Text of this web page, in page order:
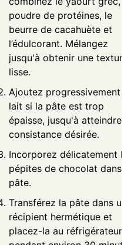
poudre de protéines, le
beurre de cacahuète et
l’édulcorant. Mélangez
jusqu'à obtenir une texture
lisse.
Ajoutez progressivement
lait si la pâte est trop
épaisse, jusqu'à atteindre
consistance désirée.
Incorporez délicatement
pépites de chocolat dans
pâte.
Transférez la pâte dans un
récipient hermétique et
placez-la au réfrigérateur